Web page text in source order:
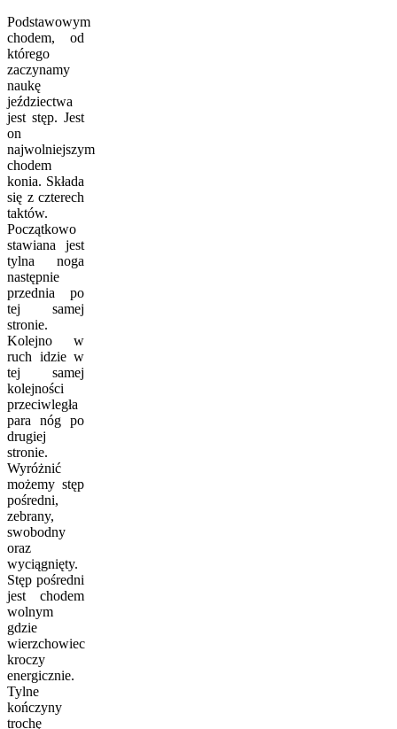
Podstawowym
chodem, od
którego
zaczynamy
naukę
jeździectwa
jest stęp. Jest
on
najwolniejszym
chodem
konia. Składa
się z czterech
taktów.
Początkowo
stawiana jest
tylna noga
następnie
przednia po
tej samej
stronie.
Kolejno w
ruch idzie w
tej samej
kolejności
przeciwległa
para nóg po
drugiej
stronie.
Wyróżnić
możemy stęp
pośredni,
zebrany,
swobodny
oraz
wyciągnięty.
Stęp pośredni
jest chodem
wolnym
gdzie
wierzchowiec
kroczy
energicznie.
Tylne
kończyny
trochę